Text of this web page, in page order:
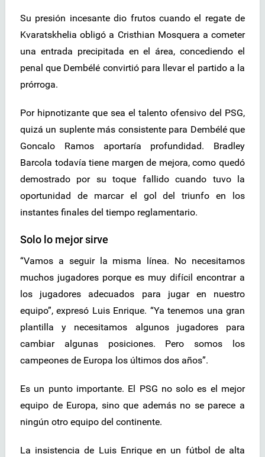
Su presión incesante dio frutos cuando el regate de
Kvaratskhelia obligó a Cristhian Mosquera a cometer
una entrada precipitada en el área, concediendo el
penal que Dembélé convirtió para llevar el partido a la
prórroga.
Por hipnotizante que sea el talento ofensivo del PSG,
quizá un suplente más consistente para Dembélé que
Goncalo Ramos aportaría profundidad. Bradley
Barcola todavía tiene margen de mejora, como quedó
demostrado por su toque fallido cuando tuvo la
oportunidad de marcar el gol del triunfo en los
instantes finales del tiempo reglamentario.
Solo lo mejor sirve
“Vamos a seguir la misma línea. No necesitamos
muchos jugadores porque es muy difícil encontrar a
los jugadores adecuados para jugar en nuestro
equipo”, expresó Luis Enrique. “Ya tenemos una gran
plantilla y necesitamos algunos jugadores para
cambiar algunas posiciones. Pero somos los
campeones de Europa los últimos dos años”.
Es un punto importante. El PSG no solo es el mejor
equipo de Europa, sino que además no se parece a
ningún otro equipo del continente.
La insistencia de Luis Enrique en un fútbol de alta